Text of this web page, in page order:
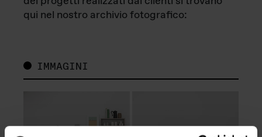
qui nel nostro archivio fotografico:
IMMAGINI